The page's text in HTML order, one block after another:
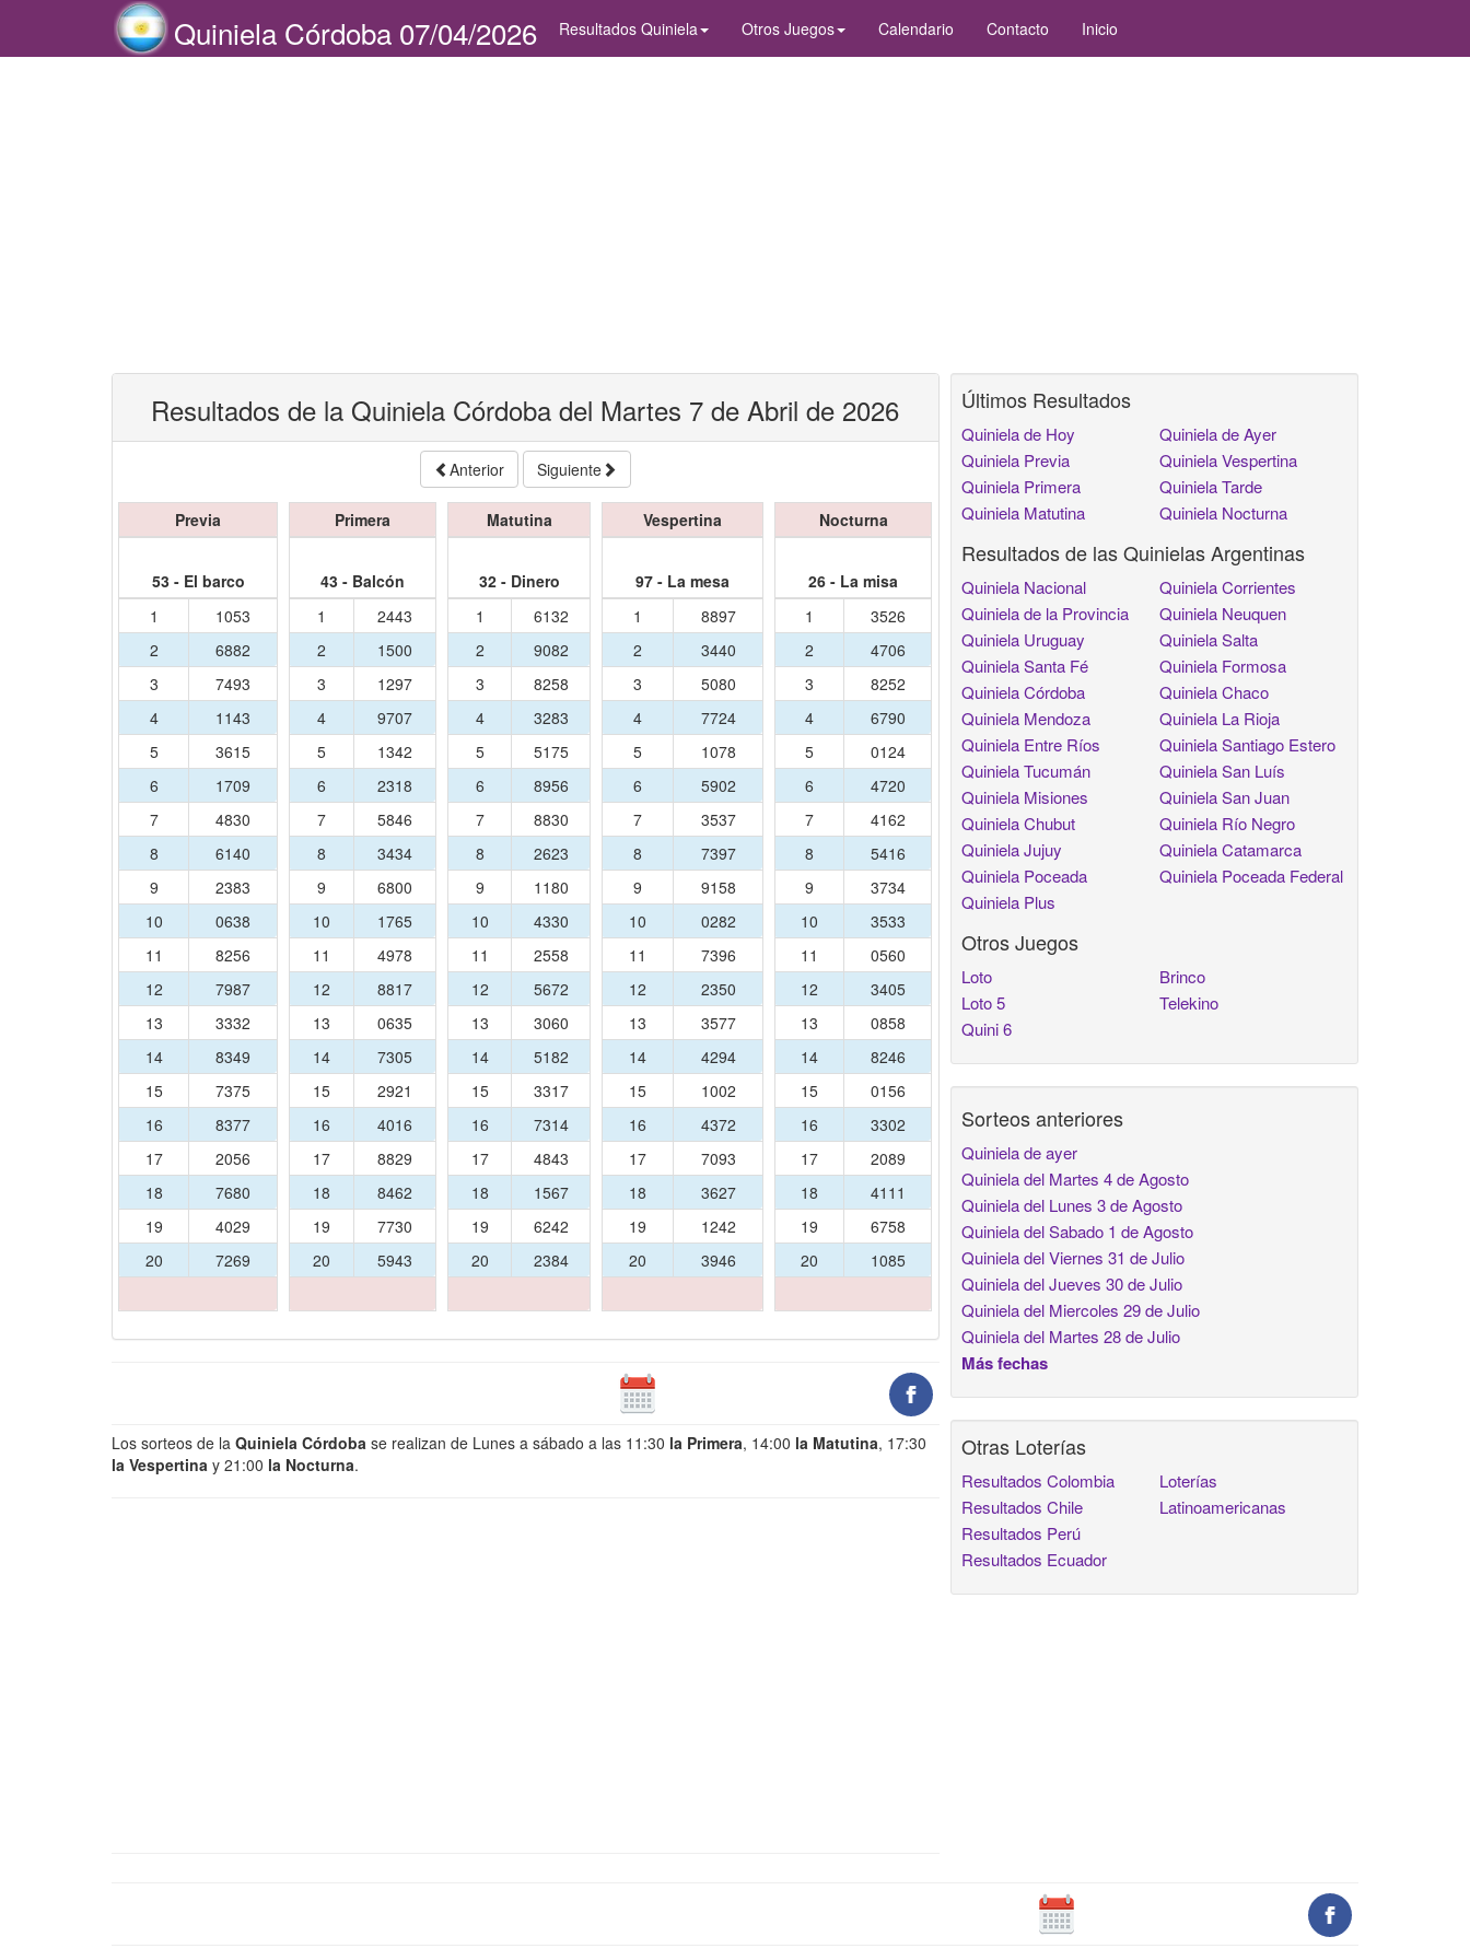
Quiniela Córdoba 07/04/2026 Resultados Quiniela Otros Juegos Calendario Contacto Inicio
Resultados de la Quiniela Córdoba del Martes 7 de Abril de 2026
Anterior Siguiente
Previa
53 - El barco
1
1053
2
6882
3
7493
4
1143
5
3615
6
1709
7
4830
8
6140
9
2383
10
0638
11
8256
12
7987
13
3332
14
8349
15
7375
16
8377
17
2056
18
7680
19
4029
20
7269
Primera
43 - Balcón
1
2443
2
1500
3
1297
4
9707
5
1342
6
2318
7
5846
8
3434
9
6800
10
1765
11
4978
12
8817
13
0635
14
7305
15
2921
16
4016
17
8829
18
8462
19
7730
20
5943
Matutina
32 - Dinero
1
6132
2
9082
3
8258
4
3283
5
5175
6
8956
7
8830
8
2623
9
1180
10
4330
11
2558
12
5672
13
3060
14
5182
15
3317
16
7314
17
4843
18
1567
19
6242
20
2384
Vespertina
97 - La mesa
1
8897
2
3440
3
5080
4
7724
5
1078
6
5902
7
3537
8
7397
9
9158
10
0282
11
7396
12
2350
13
3577
14
4294
15
1002
16
4372
17
7093
18
3627
19
1242
20
3946
Nocturna
26 - La misa
1
3526
2
4706
3
8252
4
6790
5
0124
6
4720
7
4162
8
5416
9
3734
10
3533
11
0560
12
3405
13
0858
14
8246
15
0156
16
3302
17
2089
18
4111
19
6758
20
1085
Los sorteos de la Quiniela Córdoba se realizan de Lunes a sábado a las 11:30 la Primera, 14:00 la Matutina, 17:30
la Vespertina y 21:00 la Nocturna.
Últimos Resultados
Quiniela de Hoy
Quiniela Previa
Quiniela Primera
Quiniela Matutina
Quiniela de Ayer
Quiniela Vespertina
Quiniela Tarde
Quiniela Nocturna
Resultados de las Quinielas Argentinas
Quiniela Nacional
Quiniela de la Provincia
Quiniela Uruguay
Quiniela Santa Fé
Quiniela Córdoba
Quiniela Mendoza
Quiniela Entre Ríos
Quiniela Tucumán
Quiniela Misiones
Quiniela Chubut
Quiniela Jujuy
Quiniela Poceada
Quiniela Plus
Quiniela Corrientes
Quiniela Neuquen
Quiniela Salta
Quiniela Formosa
Quiniela Chaco
Quiniela La Rioja
Quiniela Santiago Estero
Quiniela San Luís
Quiniela San Juan
Quiniela Río Negro
Quiniela Catamarca
Quiniela Poceada Federal
Otros Juegos
Loto
Loto 5
Quini 6
Brinco
Telekino
Sorteos anteriores
Quiniela de ayer
Quiniela del Martes 4 de Agosto
Quiniela del Lunes 3 de Agosto
Quiniela del Sabado 1 de Agosto
Quiniela del Viernes 31 de Julio
Quiniela del Jueves 30 de Julio
Quiniela del Miercoles 29 de Julio
Quiniela del Martes 28 de Julio
Más fechas
Otras Loterías
Resultados Colombia
Resultados Chile
Resultados Perú
Resultados Ecuador
Loterías
Latinoamericanas